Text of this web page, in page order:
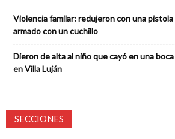
Violencia familar: redujeron con una
armado con un cuchillo
Dieron de alta al niño que cayó en una
en Villa Luján
SECCIONES